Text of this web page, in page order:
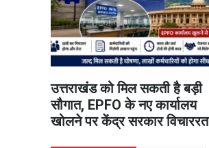
उत्तराखंड को मिल सकती है बड़ी
सौगात, EPFO के नए कार्यालय
खोलने पर केंद्र सरकार विचाररत